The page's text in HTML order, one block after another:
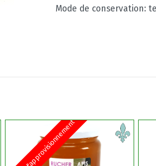
Mode de conservation: